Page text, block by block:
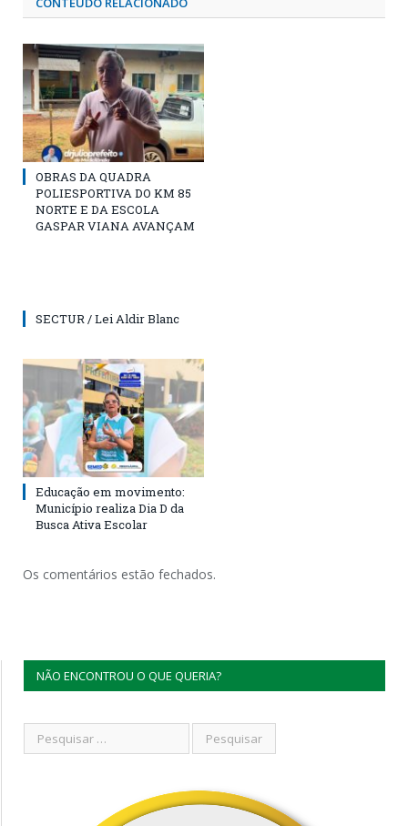
OBRAS DA QUADRA
POLIESPORTIVA DO KM 85
NORTE E DA ESCOLA
GASPAR VIANA AVANÇAM
SECTUR / Lei Aldir Blanc
Educação em movimento:
Município realiza Dia D da
Busca Ativa Escolar
Os comentários estão fechados.
NÃO ENCONTROU O QUE QUERIA?